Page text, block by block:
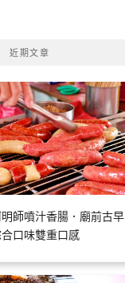
近期文章
師噴汁香腸．廟前古早
口味雙重口感